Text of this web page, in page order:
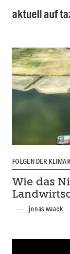
aktuell auf
FOLGEN DER
Wie das
jonas waack